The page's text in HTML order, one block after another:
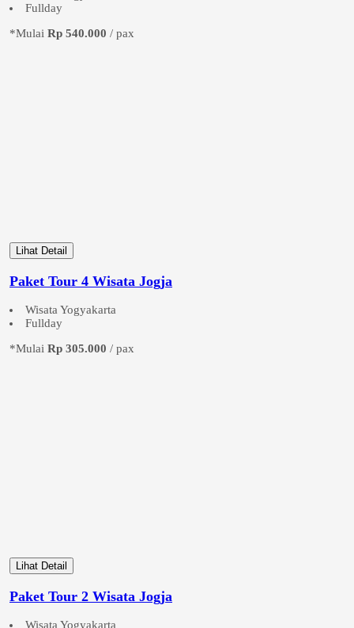
Fullday
*Mulai Rp 540.000 / pax
Lihat Detail
Paket Tour 4 Wisata Jogja
Wisata Yogyakarta
Fullday
*Mulai Rp 305.000 / pax
Lihat Detail
Paket Tour 2 Wisata Jogja
Wisata Yogyakarta